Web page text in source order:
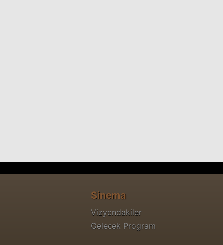
Sinema
Vizyondakiler
Gelecek Program